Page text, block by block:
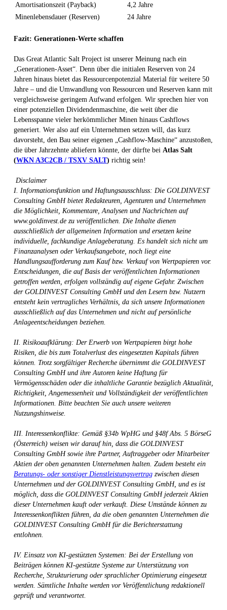
Amortisationszeit (Payback)
4,2 Jahre
Minenlebensdauer (Reserven)
24 Jahre
Fazit: Generationen-Werte schaffen
Das Great Atlantic Salt Project ist unserer Meinung nach ein
„Generationen-Asset“. Denn über die initialen Reserven von 24
Jahren hinaus bietet das Ressourcenpotenzial Material für weitere 50
Jahre – und die Umwandlung von Ressourcen und Reserven kann mit
vergleichsweise geringem Aufwand erfolgen. Wir sprechen hier von
einer potenziellen Dividendenmaschine, die weit über die
Lebensspanne vieler herkömmlicher Minen hinaus Cashflows
generiert. Wer also auf ein Unternehmen setzen will, das kurz
davorsteht, den Bau seiner eigenen „Cashflow-Maschine“ anzustoßen,
die über Jahrzehnte abliefern könnte, der dürfte bei Atlas Salt
(WKN A3C2CB / TSXV SALT) richtig sein!
Disclaimer
I. Informationsfunktion und Haftungsausschluss: Die GOLDINVEST
Consulting GmbH bietet Redakteuren, Agenturen und Unternehmen
die Möglichkeit, Kommentare, Analysen und Nachrichten auf
www.goldinvest.de zu veröffentlichen. Die Inhalte dienen
ausschließlich der allgemeinen Information und ersetzen keine
individuelle, fachkundige Anlageberatung. Es handelt sich nicht um
Finanzanalysen oder Verkaufsangebote, noch liegt eine
Handlungsaufforderung zum Kauf bzw. Verkauf von Wertpapieren vor.
Entscheidungen, die auf Basis der veröffentlichten Informationen
getroffen werden, erfolgen vollständig auf eigene Gefahr. Zwischen
der GOLDINVEST Consulting GmbH und den Lesern bzw. Nutzern
entsteht kein vertragliches Verhältnis, da sich unsere Informationen
ausschließlich auf das Unternehmen und nicht auf persönliche
Anlageentscheidungen beziehen.
II. Risikoaufklärung: Der Erwerb von Wertpapieren birgt hohe
Risiken, die bis zum Totalverlust des eingesetzten Kapitals führen
können. Trotz sorgfältiger Recherche übernimmt die GOLDINVEST
Consulting GmbH und ihre Autoren keine Haftung für
Vermögensschäden oder die inhaltliche Garantie bezüglich Aktualität,
Richtigkeit, Angemessenheit und Vollständigkeit der veröffentlichten
Informationen. Bitte beachten Sie auch unsere weiteren
Nutzungshinweise.
III. Interessenkonflikte: Gemäß §34b WpHG und §48f Abs. 5 BörseG
(Österreich) weisen wir darauf hin, dass die GOLDINVEST
Consulting GmbH sowie ihre Partner, Auftraggeber oder Mitarbeiter
Aktien der oben genannten Unternehmen halten. Zudem besteht ein
Beratungs- oder sonstiger Dienstleistungsvertrag zwischen diesen
Unternehmen und der GOLDINVEST Consulting GmbH, und es ist
möglich, dass die GOLDINVEST Consulting GmbH jederzeit Aktien
dieser Unternehmen kauft oder verkauft. Diese Umstände können zu
Interessenkonflikten führen, da die oben genannten Unternehmen die
GOLDINVEST Consulting GmbH für die Berichterstattung
entlohnen.
IV. Einsatz von KI-gestützten Systemen: Bei der Erstellung von
Beiträgen können KI-gestützte Systeme zur Unterstützung von
Recherche, Strukturierung oder sprachlicher Optimierung eingesetzt
werden. Sämtliche Inhalte werden vor Veröffentlichung redaktionell
geprüft und verantwortet.